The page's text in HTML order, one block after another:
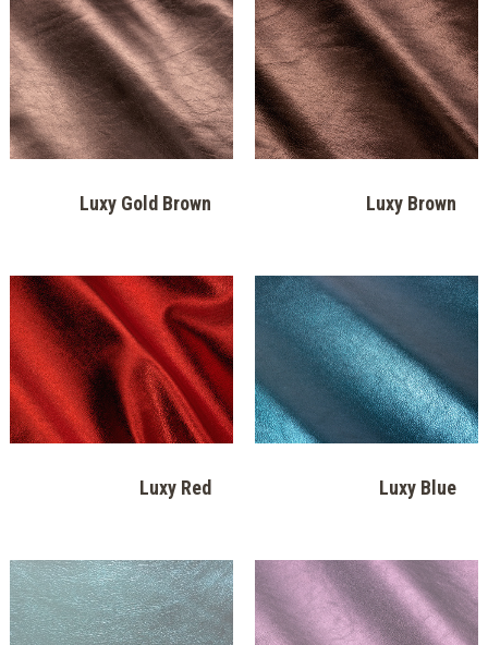
Natur Birra Natur Platinum
Natur Vinci Natur Golden
Natur Bach Grey Natur Apache